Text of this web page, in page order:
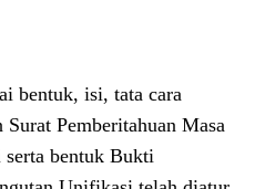
bentuk, isi, tata cara
Pemberitahuan Masa
bentuk Bukti